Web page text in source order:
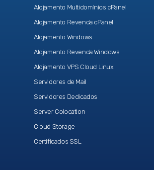
Alojamento Multidomínios cPanel
Alojamento Revenda cPanel
Alojamento Windows
Alojamento Revenda Windows
Alojamento VPS Cloud Linux
Servidores de Mail
Servidores Dedicados
Server Colocation
Cloud Storage
Certificados SSL